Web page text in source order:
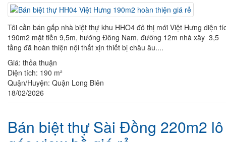
Tôi cần bán gấp nhà biệt thự khu HHO4 đô thị mới Việt Hưng diện
190m2 mặt tiền 9,5m, hướng Đông Nam, đường 12m nhà xây 3,5
tầng đã hoàn thiện nội thất xịn thiết bị châu âu....
Giá: thỏa thuận
Diện tích: 190 m²
Quận/Huyện: Quận Long Biên
18/02/2026
Bán biệt thự Sài Đồng 220m2 lô